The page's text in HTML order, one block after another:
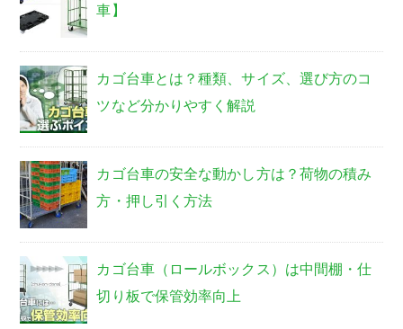
車】
カゴ台車とは？種類、サイズ、選び方のコ
ツなど分かりやすく解説
カゴ台車の安全な動かし方は？荷物の積み
方・押し引く方法
カゴ台車（ロールボックス）は中間棚・仕
切り板で保管効率向上